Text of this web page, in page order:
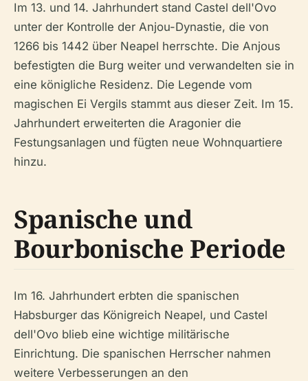
Im 13. und 14. Jahrhundert stand Castel dell'Ovo
unter der Kontrolle der Anjou-Dynastie, die von
1266 bis 1442 über Neapel herrschte. Die Anjous
befestigten die Burg weiter und verwandelten sie in
eine königliche Residenz. Die Legende vom
magischen Ei Vergils stammt aus dieser Zeit. Im 15.
Jahrhundert erweiterten die Aragonier die
Festungsanlagen und fügten neue Wohnquartiere
hinzu.
Spanische und
Bourbonische Periode
Im 16. Jahrhundert erbten die spanischen
Habsburger das Königreich Neapel, und Castel
dell'Ovo blieb eine wichtige militärische
Einrichtung. Die spanischen Herrscher nahmen
weitere Verbesserungen an den